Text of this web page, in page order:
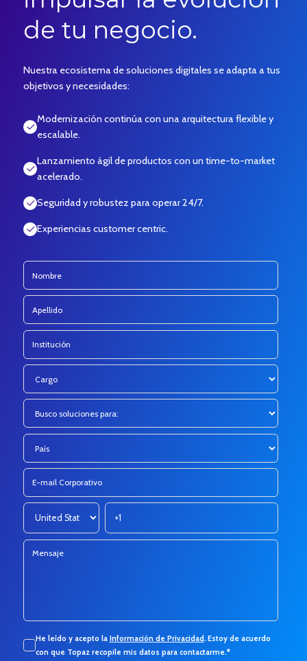
de tu negocio.
Nuestra ecosistema de soluciones digitales se adapta a tus
objetivos y necesidades:
Modernización continúa con una arquitectura flexible y
escalable.
Lanzamiento ágil de productos con un time-to-market
acelerado.
Seguridad y robustez para operar 24/7.
Experiencias customer centric.
He leído y acepto la Información de Privacidad.Estoy de acuerdo
con que Topaz recopile mis datos para contactarme.*